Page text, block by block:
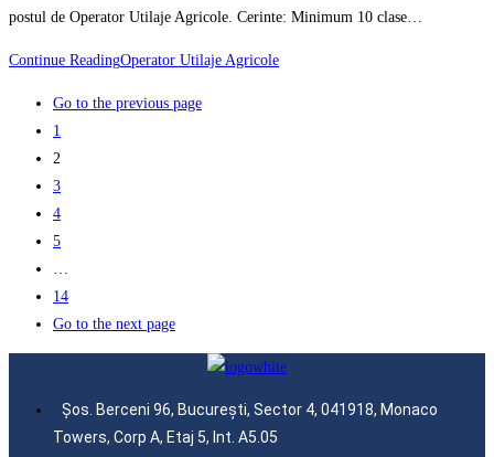
postul de Operator Utilaje Agricole. Cerinte: Minimum 10 clase…
Continue ReadingOperator Utilaje Agricole
Go to the previous page
1
2
3
4
5
14
Go to the next page
Șos. Berceni 96, București, Sector 4, 041918, Monaco
Towers, Corp A, Etaj 5, Int. A5.05